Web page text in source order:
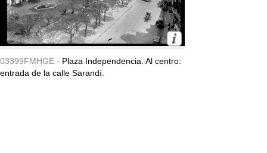
03399FMHGE - Plaza Independencia. Al centro:
entrada de la calle Sarandí.